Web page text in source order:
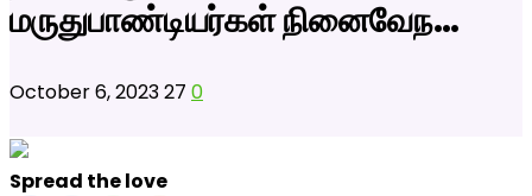
மருதுபாண்டியர்கள் நினைவேந…
October 6, 202327 0
Spread the love